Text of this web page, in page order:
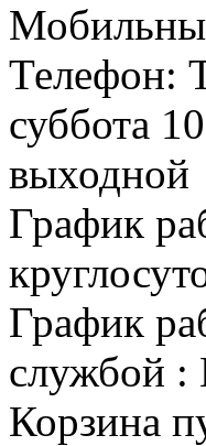
Телефон:
суббота
выходной
График
График
службой :
Корзина